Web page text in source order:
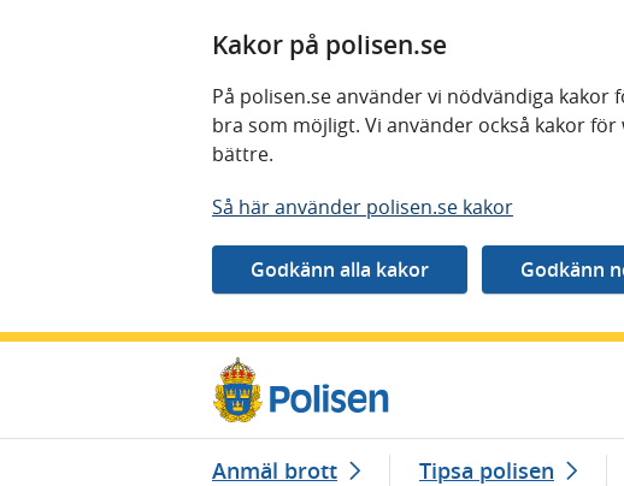
Kakor på polisen.se
På polisen.se använder vi nödvändiga kakor
bra som möjligt. Vi använder också kakor
bättre.
Så här använder polisen.se kakor
Anmäl brott Tipsa polisen